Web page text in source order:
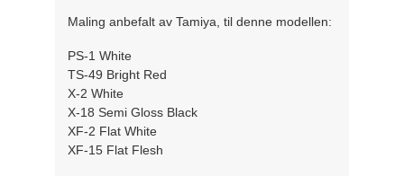
Maling anbefalt av Tamiya, til denne modellen:
PS-1 White
TS-49 Bright Red
X-2 White
X-18 Semi Gloss Black
XF-2 Flat White
XF-15 Flat Flesh